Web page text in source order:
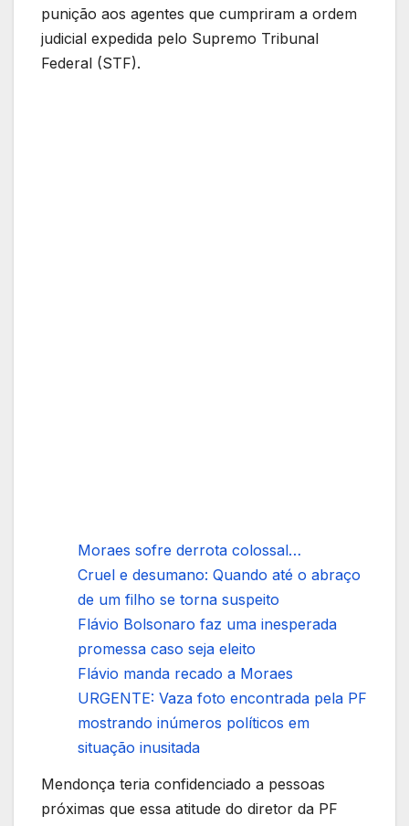
punição aos agentes que cumpriram a ordem
judicial expedida pelo Supremo Tribunal
Federal (STF).
Moraes sofre derrota colossal…
Cruel e desumano: Quando até o abraço
de um filho se torna suspeito
Flávio Bolsonaro faz uma inesperada
promessa caso seja eleito
Flávio manda recado a Moraes
URGENTE: Vaza foto encontrada pela PF
mostrando inúmeros políticos em
situação inusitada
Mendonça teria confidenciado a pessoas
próximas que essa atitude do diretor da PF